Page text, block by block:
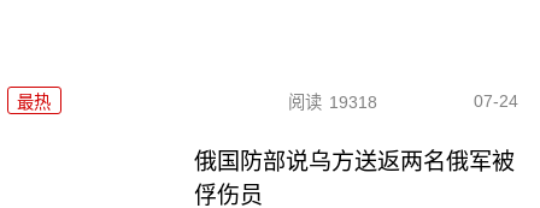
最热 阅读 19318 07-24
俄国防部说乌方送返两名俄军被
俘伤员